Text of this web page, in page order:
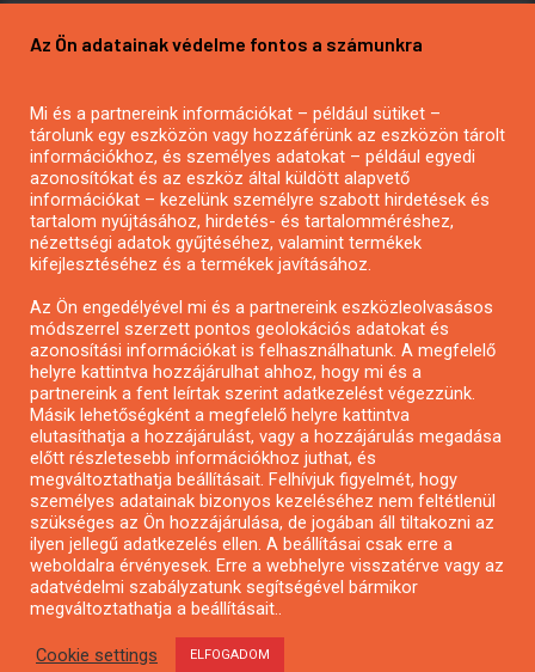
Mezőgazdasági pályázatírás
Pályázatírás civil szervezeteknek
Pályázatírás önkormányzatoknak
Pályázatfigyelés
Specifikus pályázatfigyelés vagy hírlevél
Pályázatok magánszemélyeknek
Pályázatok civil szervezeteknek
Pályázatok vállalkozásoknak
Önkormányzati pályázatok
Mezőgazdasági pályázatok
Falusi turizmus pályázatok
Napelem pályázatok
GINOP pályázatok
Az Ön adatainak védelme fontos a számunkra
Mi és a partnereink információkat – például sütiket –
tárolunk egy eszközön vagy hozzáférünk az eszközön tárolt
információkhoz, és személyes adatokat – például egyedi
azonosítókat és az eszköz által küldött alapvető
információkat – kezelünk személyre szabott hirdetések és
tartalom nyújtásához, hirdetés- és tartalomméréshez,
nézettségi adatok gyűjtéséhez, valamint termékek
kifejlesztéséhez és a termékek javításához.
Az Ön engedélyével mi és a partnereink eszközleolvasásos
módszerrel szerzett pontos geolokációs adatokat és
azonosítási információkat is felhasználhatunk. A megfelelő
helyre kattintva hozzájárulhat ahhoz, hogy mi és a
partnereink a fent leírtak szerint adatkezelést végezzünk.
Másik lehetőségként a megfelelő helyre kattintva
elutasíthatja a hozzájárulást, vagy a hozzájárulás megadása
előtt részletesebb információkhoz juthat, és
megváltoztathatja beállításait. Felhívjuk figyelmét, hogy
személyes adatainak bizonyos kezeléséhez nem feltétlenül
szükséges az Ön hozzájárulása, de jogában áll tiltakozni az
ilyen jellegű adatkezelés ellen. A beállításai csak erre a
weboldalra érvényesek. Erre a webhelyre visszatérve vagy az
adatvédelmi szabályzatunk segítségével bármikor
megváltoztathatja a beállításait..
Cookie settings ELFOGADOM